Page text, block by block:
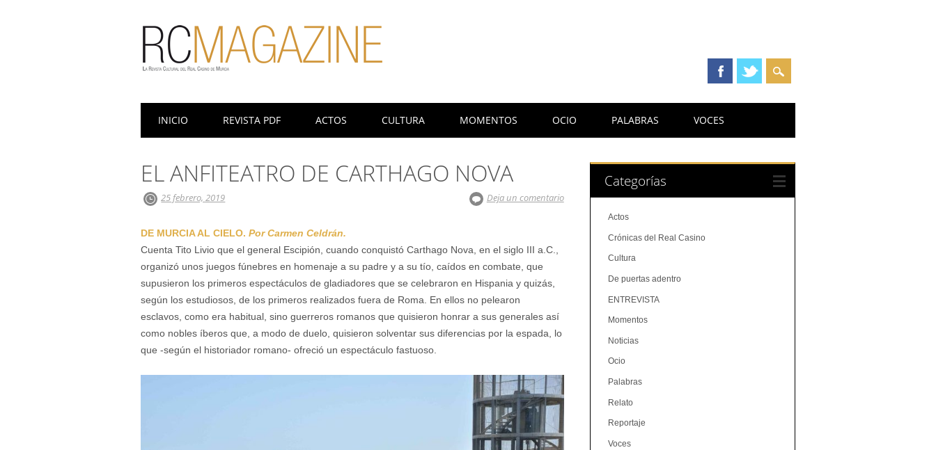
Menú principal
INICIO REVISTA PDF ACTOS CULTURA MOMENTOS OCIO PALABRAS VOCES
EL ANFITEATRO DE CARTHAGO NOVA
25 febrero, 2019 Deja un comentario
DE MURCIA AL CIELO.Por Carmen Celdrán.
Cuenta Tito Livio que el general Escipión, cuando conquistó Carthago Nova, en el siglo III a.C.,
organizó unos juegos fúnebres en homenaje a su padre y a su tío, caídos en combate, que
supusieron los primeros espectáculos de gladiadores que se celebraron en Hispania y quizás,
según los estudiosos, de los primeros realizados fuera de Roma. En ellos no pelearon
esclavos, como era habitual, sino guerreros romanos que quisieron honrar a sus generales así
como nobles íberos que, a modo de duelo, quisieron solventar sus diferencias por la espada, lo
que -según el historiador romano- ofreció un espectáculo fastuoso.
Categorías
Actos
Crónicas del Real Casino
Cultura
De puertas adentro
ENTREVISTA
Momentos
Noticias
Ocio
Palabras
Relato
Reportaje
Voces